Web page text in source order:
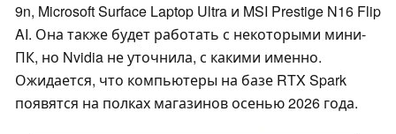
9n, Microsoft Surface Laptop Ultra и MSI Prestige N16 Flip
AI. Она также будет работать с некоторыми мини-
ПК, но Nvidia не уточнила, с какими именно.
Ожидается, что компьютеры на базе RTX Spark
появятся на полках магазинов осенью 2026 года.